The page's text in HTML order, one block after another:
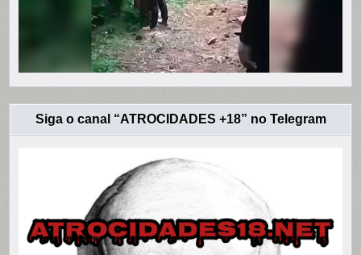
Siga o canal “ATROCIDADES +18” no Telegram